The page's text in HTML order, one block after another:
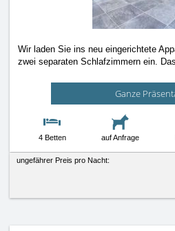
Wir laden Sie ins neu eingerichtete
zwei separaten Schlafzimmern ein.
Ganze
4 Betten auf Anfrage
ungefährer Preis pro Nacht: